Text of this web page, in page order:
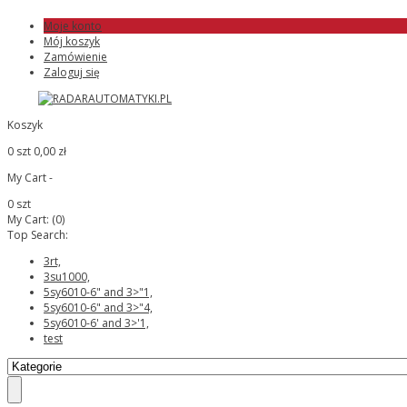
Moje konto
Mój koszyk
Zamówienie
Zaloguj się
Koszyk
0 szt 0,00 zł
My Cart -
0 szt
My Cart: (0)
Top Search:
3rt,
3su1000,
5sy6010-6" and 3>"1,
5sy6010-6" and 3>"4,
5sy6010-6' and 3>'1,
test